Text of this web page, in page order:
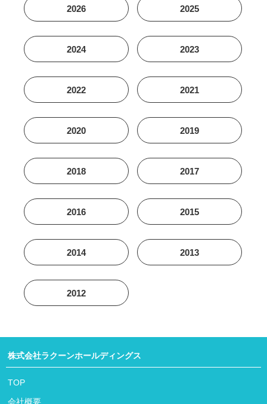
2026 2025
2024 2023
2022 2021
2020 2019
2018 2017
2016 2015
2014 2013
2012
株式会社ラクーンホールディングス
TOP
会社概要